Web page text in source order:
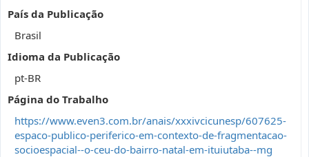
País da Publicação
Brasil
Idioma da Publicação
pt-BR
Página do Trabalho
https://www.even3.com.br/anais/xxxivcicunesp/607625-
espaco-publico-periferico-em-contexto-de-fragmentacao-
socioespacial--o-ceu-do-bairro-natal-em-ituiutaba--mg